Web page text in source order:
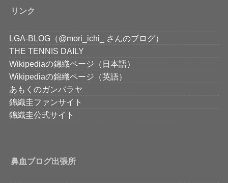
リンク
LGA-BLOG（@mori_ichi_ さんのブログ）
THE TENNIS DAILY
Wikipediaの錦織ページ（日本語）
Wikipediaの錦織ページ（英語）
あもくのガンバラヤ
錦織圭ファンサイト
錦織圭公式サイト
鼻血ブログ出張所